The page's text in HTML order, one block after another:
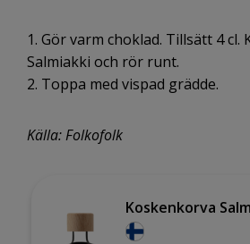
1. Gör varm choklad. Tillsätt 4 cl.
Salmiakki och rör runt.
2. Toppa med vispad grädde.
Källa: Folkofolk
Koskenkorva